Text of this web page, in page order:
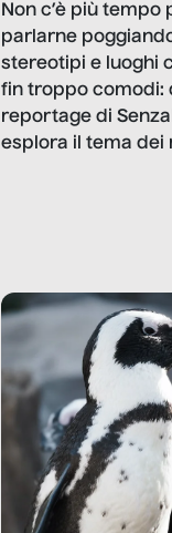
Non c’è più tempo
parlarne
stereotipi e luoghi
fin troppo comodi:
reportage di
esplora il tema dei
ripensano.